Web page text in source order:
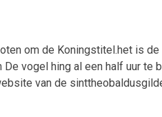
om de Koningstitel.het is
vogel hing al een half uur te
van de